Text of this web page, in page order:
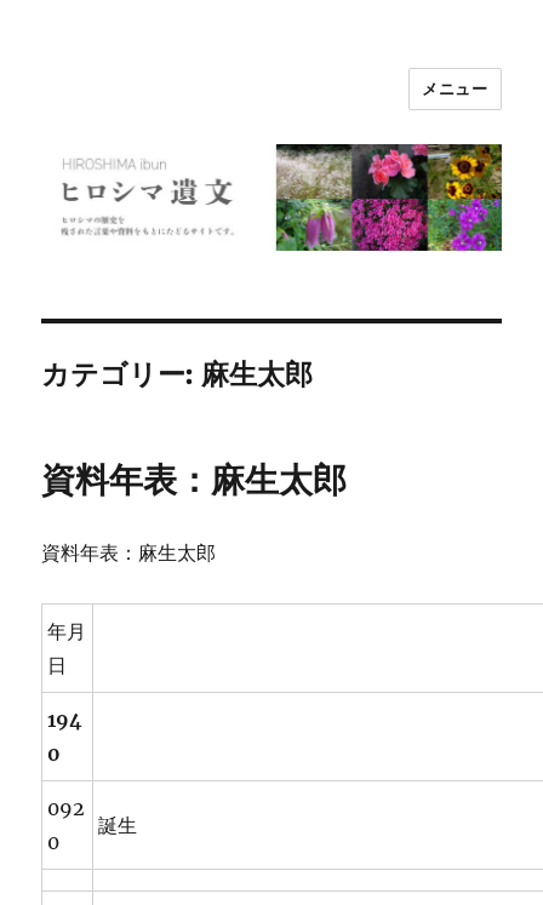
メニュー
カテゴリー: 麻生太郎
資料年表：麻生太郎
資料年表：麻生太郎
年月
日
194
0
092
0
誕生